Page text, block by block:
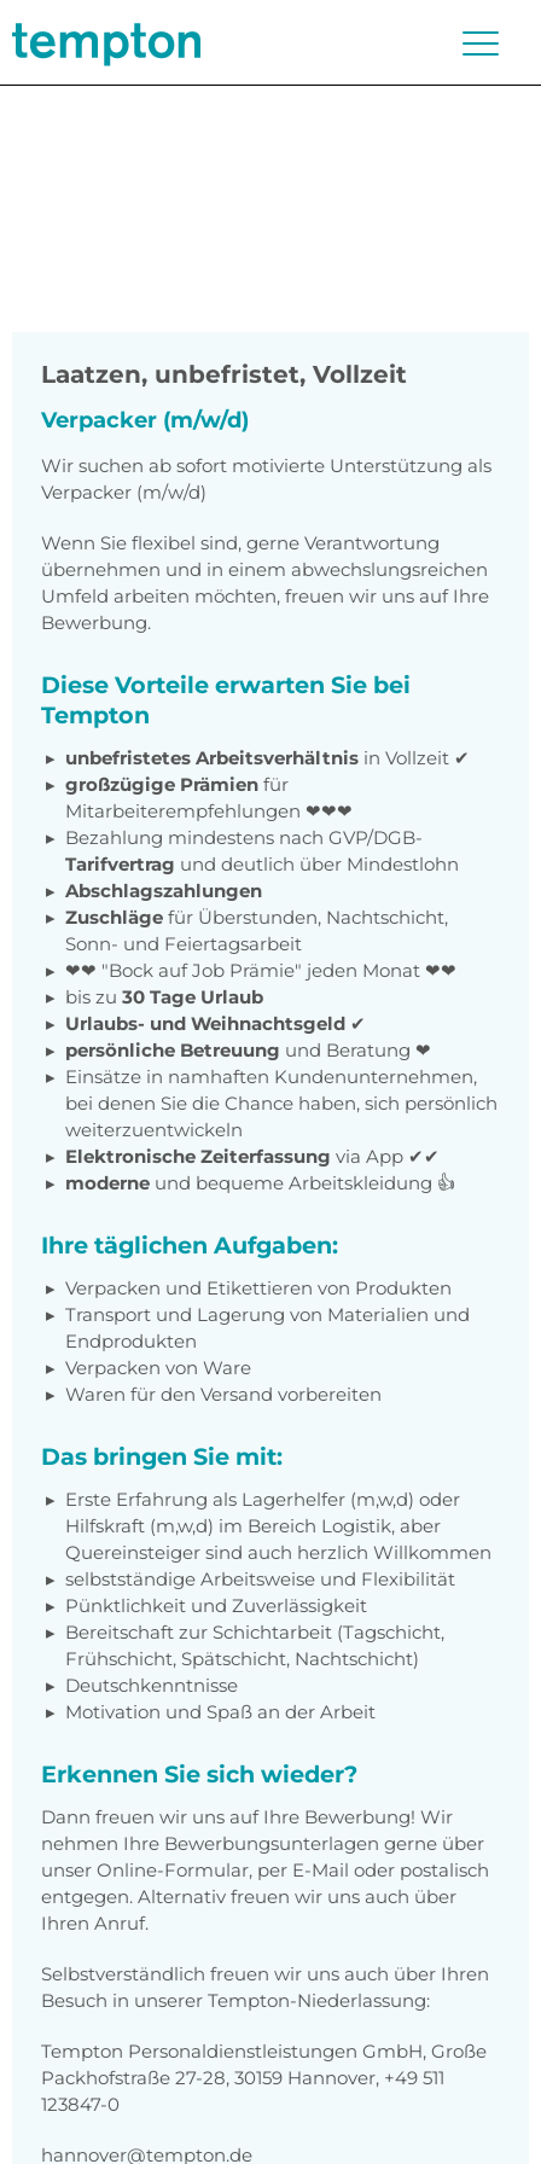
Laatzen, unbefristet, Vollzeit
Verpacker (m/w/d)
Wir suchen ab sofort motivierte Unterstützung als
Verpacker (m/w/d)
Wenn Sie flexibel sind, gerne Verantwortung
übernehmen und in einem abwechslungsreichen
Umfeld arbeiten möchten, freuen wir uns auf Ihre
Bewerbung.
Diese Vorteile erwarten Sie bei
Tempton
unbefristetes Arbeitsverhältnis in Vollzeit ✔
großzügige Prämien für
Mitarbeiterempfehlungen ❤❤❤
Bezahlung mindestens nach GVP/DGB-
Tarifvertrag und deutlich über Mindestlohn
Abschlagszahlungen
Zuschläge für Überstunden, Nachtschicht,
Sonn- und Feiertagsarbeit
❤❤ "Bock auf Job Prämie" jeden Monat ❤❤
bis zu 30 Tage Urlaub
Urlaubs- und Weihnachtsgeld ✔
persönliche Betreuung und Beratung ❤
Einsätze in namhaften Kundenunternehmen,
bei denen Sie die Chance haben, sich persönlich
weiterzuentwickeln
Elektronische Zeiterfassung via App ✔✔
moderne und bequeme Arbeitskleidung 👍
Ihre täglichen Aufgaben:
Verpacken und Etikettieren von Produkten
Transport und Lagerung von Materialien und
Endprodukten
Verpacken von Ware
Waren für den Versand vorbereiten
Das bringen Sie mit:
Erste Erfahrung als Lagerhelfer (m,w,d) oder
Hilfskraft (m,w,d) im Bereich Logistik, aber
Quereinsteiger sind auch herzlich Willkommen
selbstständige Arbeitsweise und Flexibilität
Pünktlichkeit und Zuverlässigkeit
Bereitschaft zur Schichtarbeit (Tagschicht,
Frühschicht, Spätschicht, Nachtschicht)
Deutschkenntnisse
Motivation und Spaß an der Arbeit
Erkennen Sie sich wieder?
Dann freuen wir uns auf Ihre Bewerbung! Wir
nehmen Ihre Bewerbungsunterlagen gerne über
unser Online-Formular, per E-Mail oder postalisch
entgegen. Alternativ freuen wir uns auch über
Ihren Anruf.
Selbstverständlich freuen wir uns auch über Ihren
Besuch in unserer Tempton-Niederlassung:
Tempton Personaldienstleistungen GmbH, Große
Packhofstraße 27-28, 30159 Hannover, +49 511
123847-0
hannover@tempton.de